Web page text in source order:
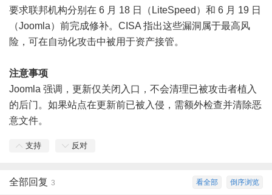
要求联邦机构分别在 6 月 18 日（LiteSpeed）和 6 月 19 日
（Joomla）前完成修补。CISA 指出这些漏洞属于最高风
险，可在自动化攻击中被用于资产接管。
注意事项
Joomla 强调，更新仅关闭入口，不会清理已被攻击者植入
的后门。如果站点在更新前已被入侵，需额外检查并清除恶
意文件。
支持 反对
倒序浏览
看全部
全部回复 3